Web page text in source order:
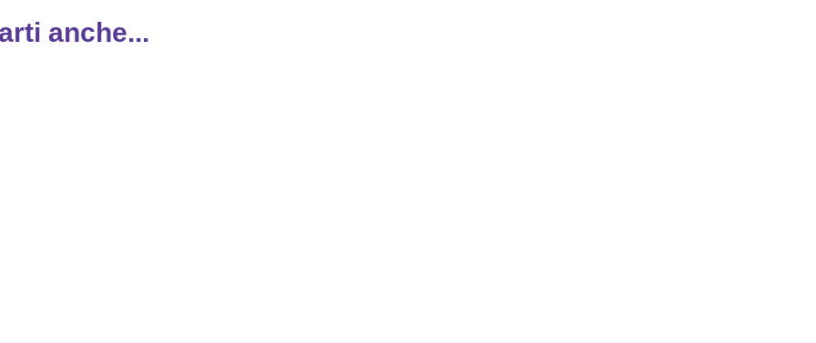
anche...